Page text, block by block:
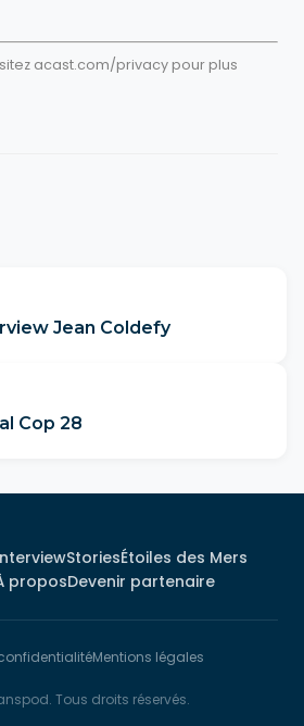
acast.com/privacy pour plus
Jean Coldefy
Cop 28
StoriesÉtoiles des Mers
proposDevenir partenaire
Mentions légales
Tous droits réservés.